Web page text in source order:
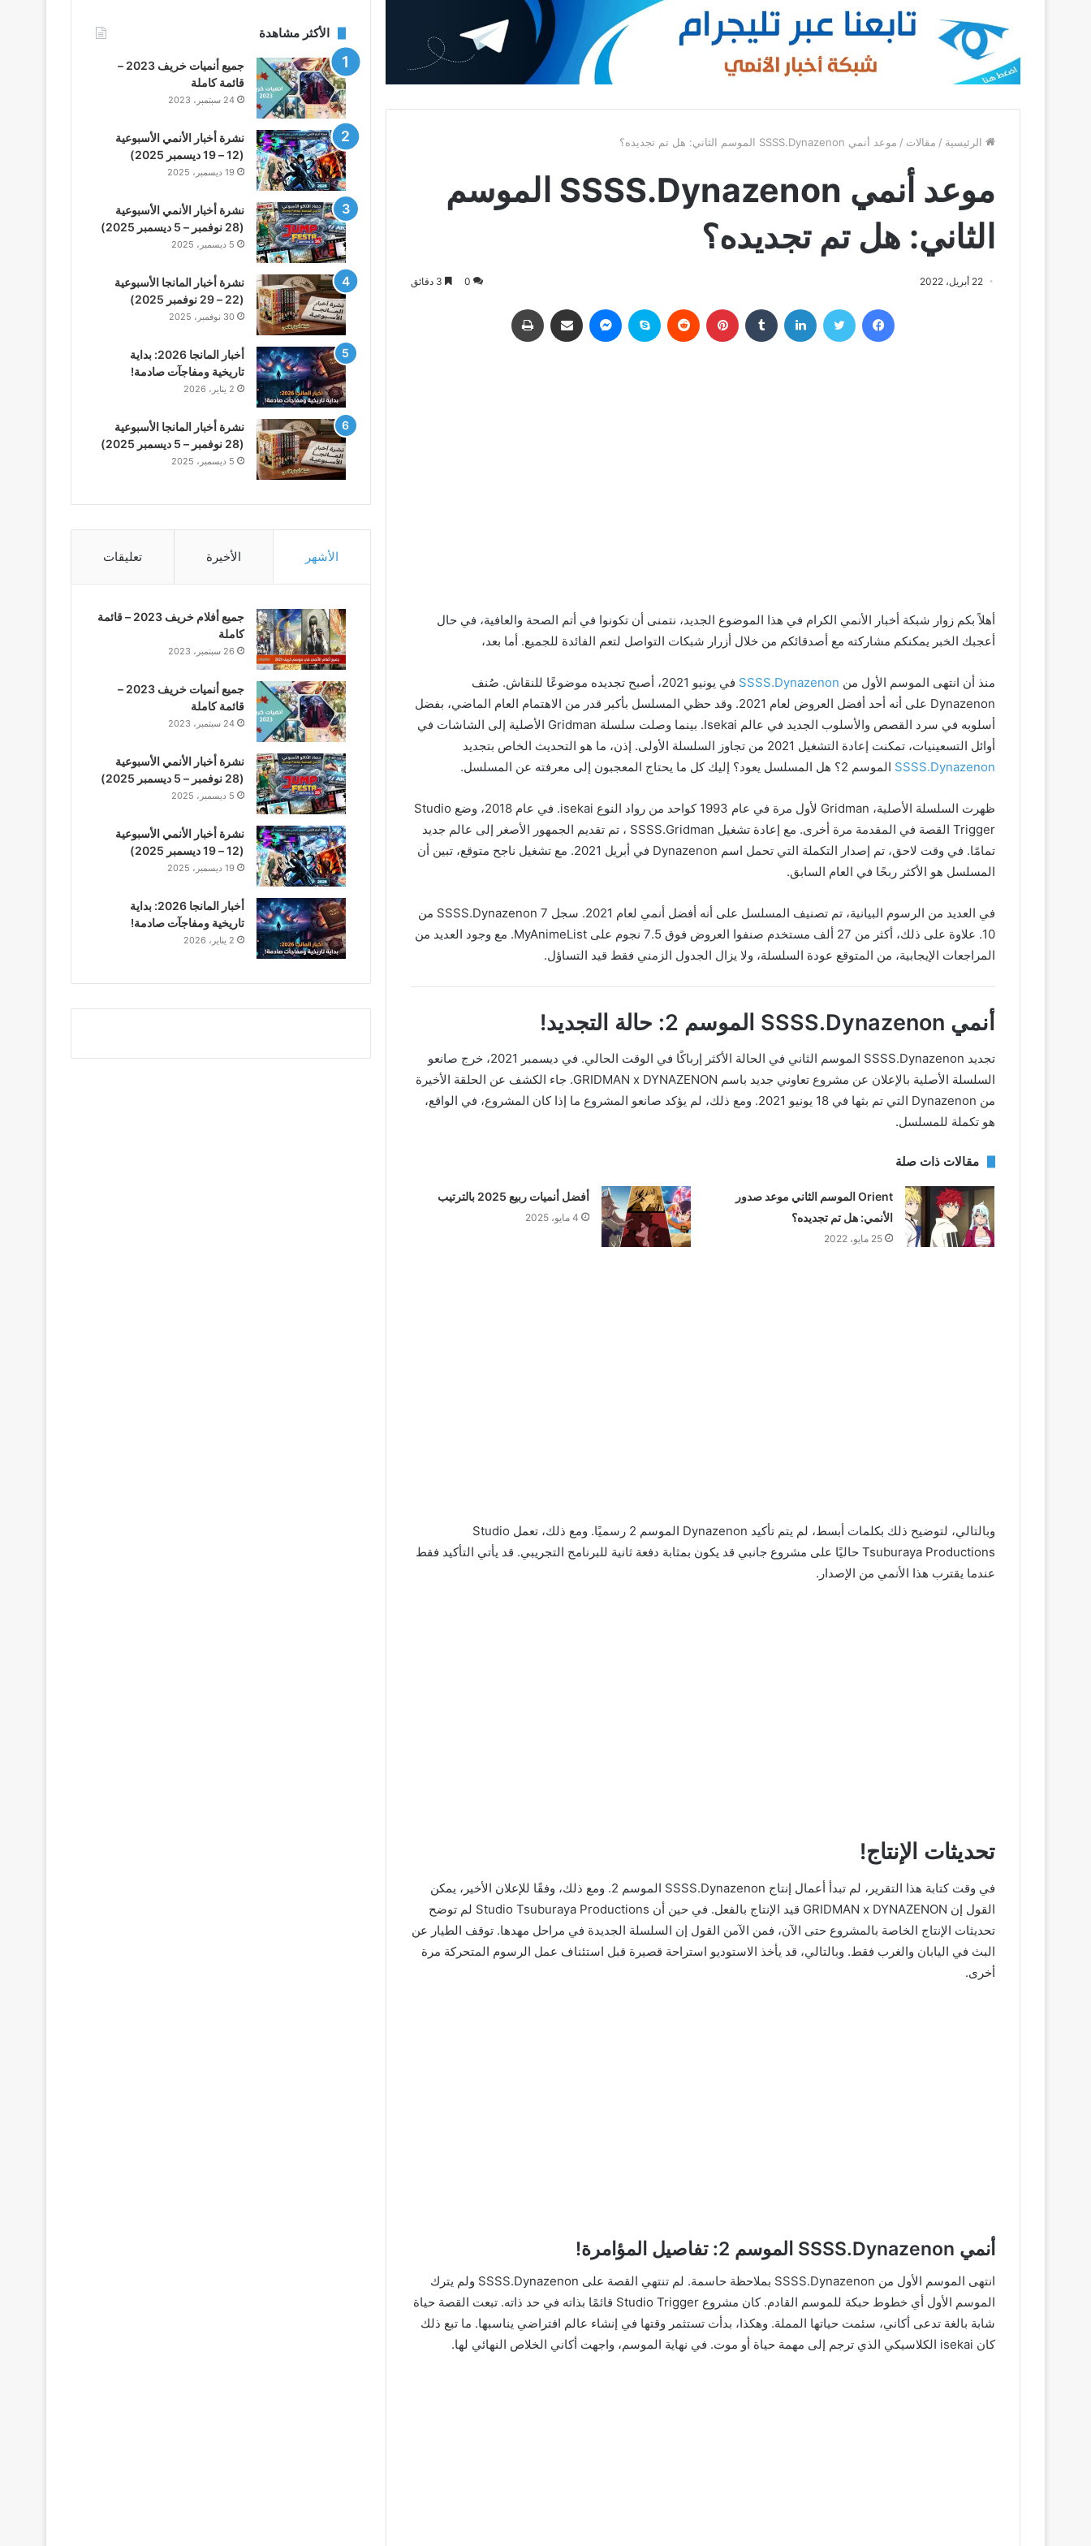
الرئيسية / مقالات / موعد أنمي SSSS.Dynazenon الموسم الثاني: هل تم تجديده؟
موعد أنمي SSSS.Dynazenon الموسم
الثاني: هل تم تجديده؟
22 أبريل، 2022 0
أهلاً بكم زوار شبكة أخبار الأنمي الكرام في هذا الموضوع الجديد، نتمنى أن تكونوا في أتم الصحة والعافية، في حال
أعجبك الخبر يمكنكم مشاركته مع أصدقائكم من خلال أزرار شبكات التواصل لتعم الفائدة للجميع. أما بعد،
منذ أن انتهى الموسم الأول من
في يونيو 2021، أصبح تجديده موضوعًا للنقاش. صُنف
Dynazenon على أنه أحد أفضل العروض لعام 2021. وقد حظي المسلسل بأكبر قدر من الاهتمام العام الماضي، بفضل
أسلوبه في سرد ​​القصص والأسلوب الجديد في عالم Isekai. بينما وصلت سلسلة Gridman الأصلية إلى الشاشات في
أوائل التسعينيات، تمكنت إعادة التشغيل 2021 من تجاوز السلسلة الأولى. إذن، ما هو التحديث الخاص بتجديد
SSSS.Dynazenon الموسم 2؟ هل المسلسل يعود؟ إليك كل ما يحتاج المعجبون إلى معرفته عن المسلسل.
ظهرت السلسلة الأصلية، Gridman لأول مرة في عام 1993 كواحد من رواد النوع isekai. في عام 2018، وضع Studio
Trigger القصة في المقدمة مرة أخرى. مع إعادة تشغيل SSSS.Gridman ، تم تقديم الجمهور الأصغر إلى عالم جديد
تمامًا. في وقت لاحق، تم إصدار التكملة التي تحمل اسم Dynazenon في أبريل 2021. مع تشغيل ناجح متوقع، تبين أن
المسلسل هو الأكثر ربحًا في العام السابق.
في العديد من الرسوم البيانية، تم تصنيف المسلسل على أنه أفضل أنمي لعام 2021. سجل SSSS.Dynazenon 7 من
10. علاوة على ذلك، أكثر من 27 ألف مستخدم صنفوا العروض فوق 7.5 نجوم على MyAnimeList. مع وجود العديد من
المراجعات الإيجابية، من المتوقع عودة السلسلة، ولا يزال الجدول الزمني فقط قيد التساؤل.
أنمي SSSS.Dynazenon الموسم 2: حالة التجديد!
تجديد SSSS.Dynazenon الموسم الثاني في الحالة الأكثر إرباكًا في الوقت الحالي. في ديسمبر 2021، خرج صانعو
السلسلة الأصلية بالإعلان عن مشروع تعاوني جديد باسم GRIDMAN x DYNAZENON. جاء الكشف عن الحلقة الأخيرة
من Dynazenon التي تم بثها في 18 يونيو 2021. ومع ذلك، لم يؤكد صانعو المشروع ما إذا كان المشروع، في الواقع،
هو تكملة للمسلسل.
مقالات ذات صلة
Orient الموسم الثاني موعد صدور
الأنمي: هل تم تجديده؟
25 مايو، 2022
أفضل أنميات ربيع 2025 بالترتيب
4 مايو، 2025
وبالتالي، لتوضيح ذلك بكلمات أبسط، لم يتم تأكيد Dynazenon الموسم 2 رسميًا. ومع ذلك، تعمل Studio
Tsuburaya Productions حاليًا على مشروع جانبي قد يكون بمثابة دفعة ثانية للبرنامج التجريبي. قد يأتي التأكيد فقط
عندما يقترب هذا الأنمي من الإصدار.
تحديثات الإنتاج!
في وقت كتابة هذا التقرير، لم تبدأ أعمال إنتاج SSSS.Dynazenon الموسم 2. ومع ذلك، وفقًا للإعلان الأخير، يمكن
القول إن GRIDMAN x DYNAZENON قيد الإنتاج بالفعل. في حين أن Studio Tsuburaya Productions لم توضح
تحديثات الإنتاج الخاصة بالمشروع حتى الآن، فمن الآمن القول إن السلسلة الجديدة في مراحل مهدها. توقف الطيار عن
البث في اليابان والغرب فقط. وبالتالي، قد يأخذ الاستوديو استراحة قصيرة قبل استئناف عمل الرسوم المتحركة مرة
أخرى.
أنمي SSSS.Dynazenon الموسم 2: تفاصيل المؤامرة!
انتهى الموسم الأول من SSSS.Dynazenon بملاحظة حاسمة. لم تنتهي القصة على SSSS.Dynazenon ولم يترك
الموسم الأول أي خطوط حبكة للموسم القادم. كان مشروع Studio Trigger قائمًا بذاته في حد ذاته. تبعت القصة حياة
شابة بالغة تدعى أكاني، سئمت حياتها المملة. وهكذا، بدأت تستثمر وقتها في إنشاء عالم افتراضي يناسبها. ما تبع ذلك
كان isekai الكلاسيكي الذي ترجم إلى مهمة حياة أو موت. في نهاية الموسم، واجهت أكاني الخلاص النهائي لها.
الأكثر مشاهدة
جميع أنميات خريف 2023 –
قائمة كاملة
24 سبتمبر، 2023
نشرة أخبار الأنمي الأسبوعية
(12 – 19 ديسمبر 2025)
19 ديسمبر، 2025
نشرة أخبار الأنمي الأسبوعية
(28 نوفمبر – 5 ديسمبر 2025)
5 ديسمبر، 2025
نشرة أخبار المانجا الأسبوعية
(22 – 29 نوفمبر 2025)
30 نوفمبر، 2025
أخبار المانجا 2026: بداية
تاريخية ومفاجآت صادمة!
2 يناير، 2026
نشرة أخبار المانجا الأسبوعية
(28 نوفمبر – 5 ديسمبر 2025)
5 ديسمبر، 2025
الأشهر الأخيرة تعليقات
جميع أفلام خريف 2023 – قائمة
كاملة
26 سبتمبر، 2023
جميع أنميات خريف 2023 –
قائمة كاملة
24 سبتمبر، 2023
نشرة أخبار الأنمي الأسبوعية
(28 نوفمبر – 5 ديسمبر 2025)
5 ديسمبر، 2025
نشرة أخبار الأنمي الأسبوعية
(12 – 19 ديسمبر 2025)
19 ديسمبر، 2025
أخبار المانجا 2026: بداية
تاريخية ومفاجآت صادمة!
2 يناير، 2026